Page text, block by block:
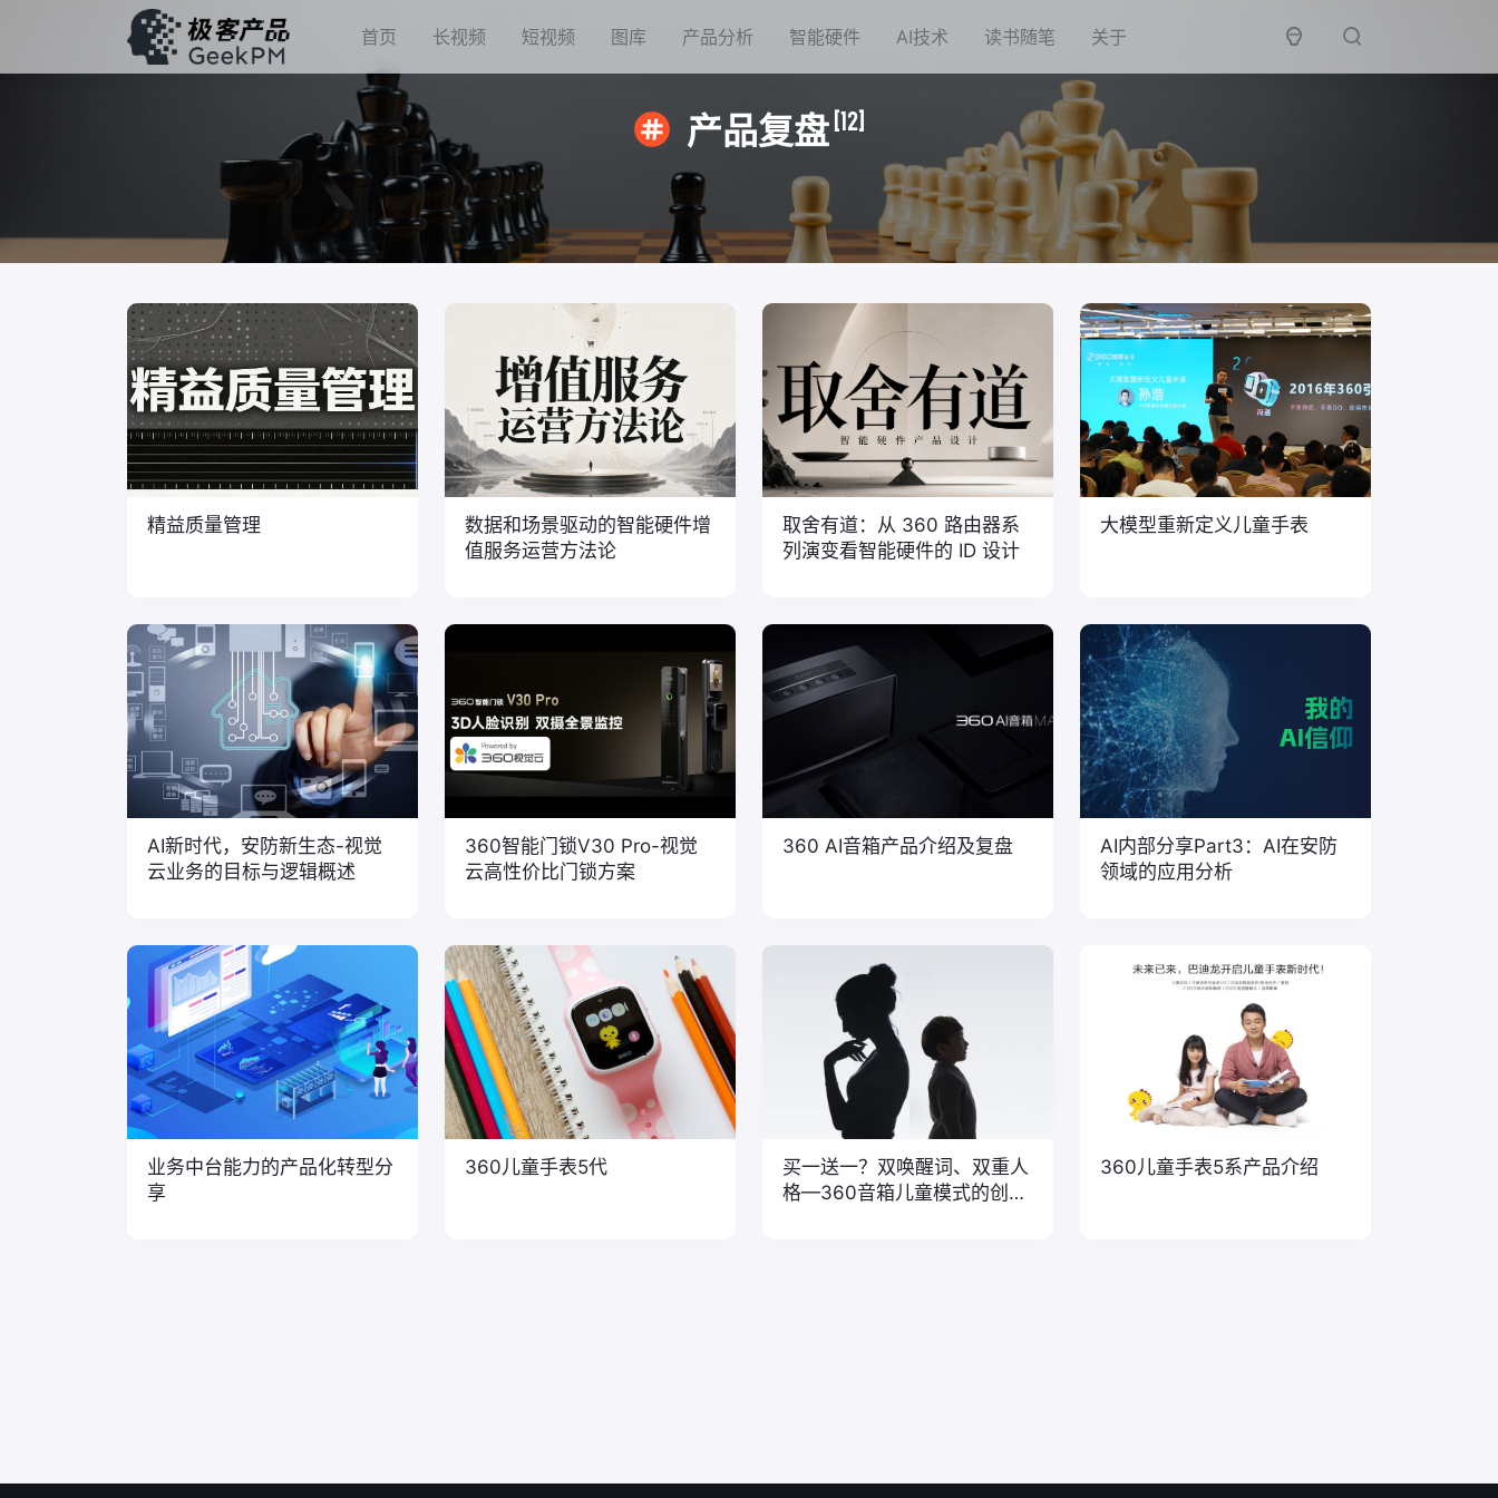
首页 长视频 短视频 图库 产品分析 智能硬件 AI技术 读书随笔 关于
产品复盘 [12]
精益质量管理
数据和场景驱动的智能硬件增
值服务运营方法论
取舍有道：从 360 路由器系
列演变看智能硬件的 ID 设计
大模型重新定义儿童手表
AI新时代，安防新生态-视觉
云业务的目标与逻辑概述
360智能门锁V30 Pro-视觉
云高性价比门锁方案
360 AI音箱产品介绍及复盘
AI内部分享Part3：AI在安防
领域的应用分析
业务中台能力的产品化转型分
享
360儿童手表5代
买一送一？双唤醒词、双重人
格—360音箱儿童模式的创新
360儿童手表5系产品介绍